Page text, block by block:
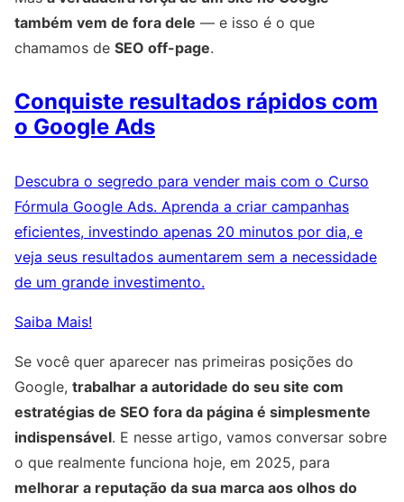
também vem de fora dele — e isso é o que
chamamos de SEO off-page.
Conquiste resultados rápidos com
o Google Ads
Descubra o segredo para vender mais com o Curso
Fórmula Google Ads. Aprenda a criar campanhas
eficientes, investindo apenas 20 minutos por dia, e
veja seus resultados aumentarem sem a necessidade
de um grande investimento.
Saiba Mais!
Se você quer aparecer nas primeiras posições do
Google, trabalhar a autoridade do seu site com
estratégias de SEO fora da página é simplesmente
indispensável. E nesse artigo, vamos conversar sobre
o que realmente funciona hoje, em 2025, para
melhorar a reputação da sua marca aos olhos do